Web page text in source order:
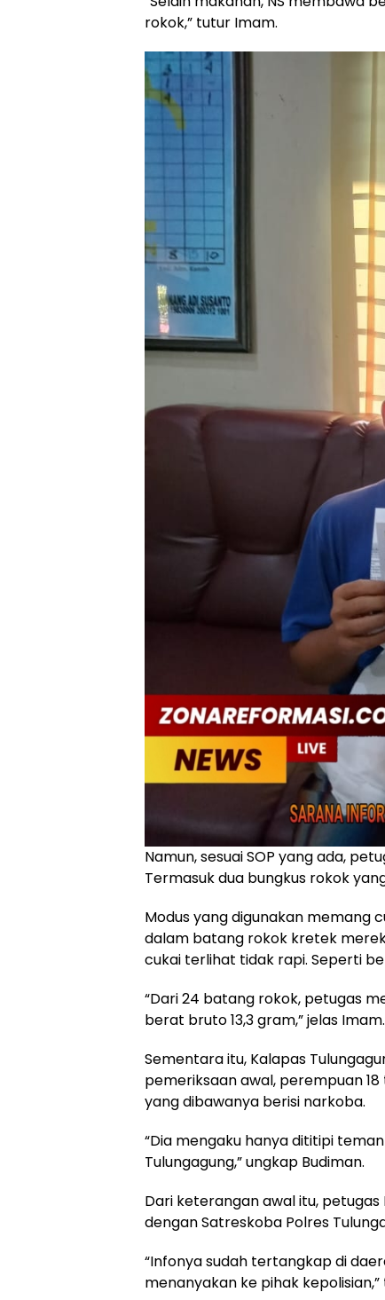
rokok,” tutur Imam.
Namun, sesuai SOP yang ada,
Termasuk dua bungkus rokok
Modus yang digunakan memang
dalam batang rokok kretek
cukai terlihat tidak rapi. Seperti
“Dari 24 batang rokok, petugas
berat bruto 13,3 gram,” jelas Imam.
Sementara itu, Kalapas
pemeriksaan awal, perempuan
yang dibawanya berisi narkoba.
“Dia mengaku hanya dititipi
Tulungagung,” ungkap Budiman.
Dari keterangan awal itu,
dengan Satreskoba Polres
“Infonya sudah tertangkap di
menanyakan ke pihak